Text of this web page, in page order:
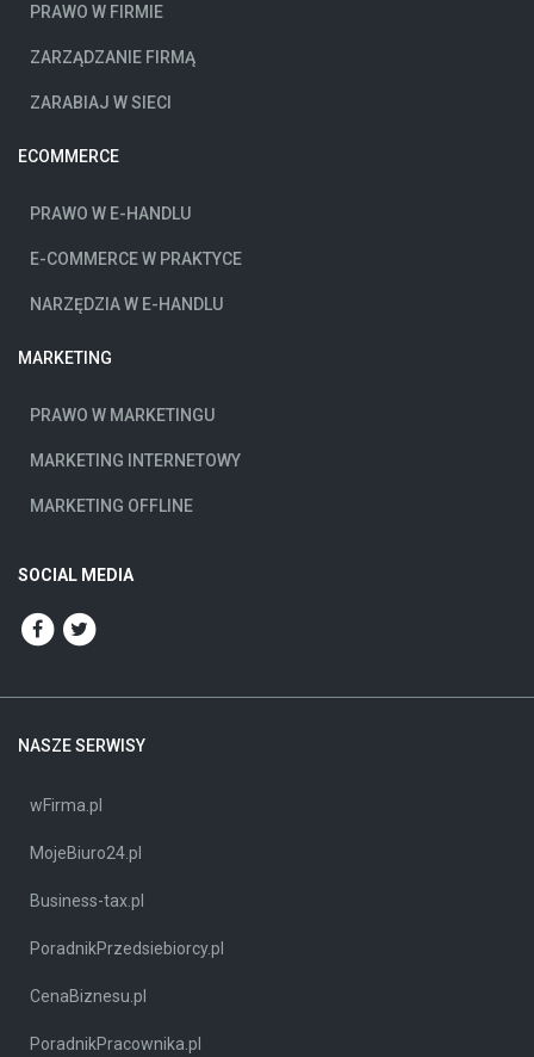
PRAWO W FIRMIE
ZARZĄDZANIE FIRMĄ
ZARABIAJ W SIECI
ECOMMERCE
PRAWO W E-HANDLU
E-COMMERCE W PRAKTYCE
NARZĘDZIA W E-HANDLU
MARKETING
PRAWO W MARKETINGU
MARKETING INTERNETOWY
MARKETING OFFLINE
SOCIAL MEDIA
NASZE SERWISY
wFirma.pl
MojeBiuro24.pl
Business-tax.pl
PoradnikPrzedsiebiorcy.pl
CenaBiznesu.pl
PoradnikPracownika.pl